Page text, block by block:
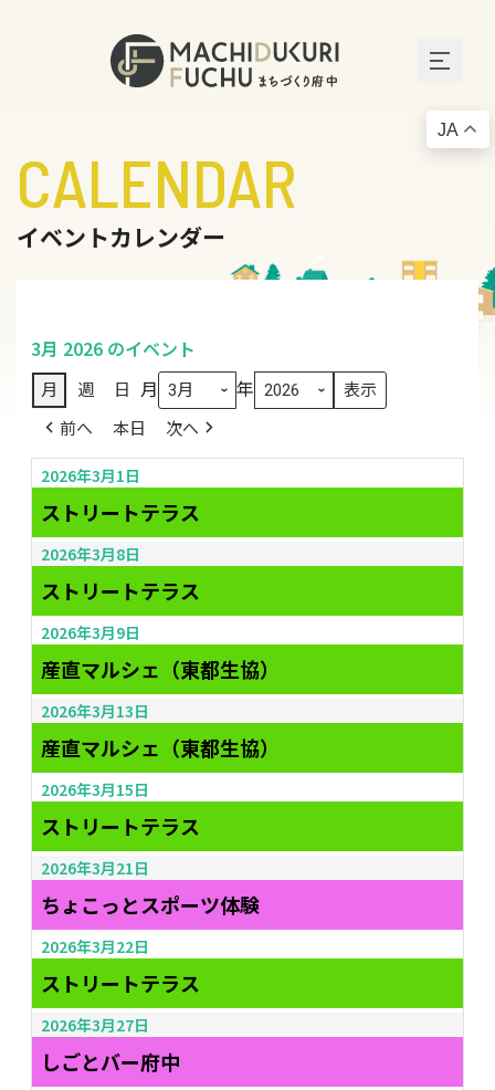
CALENDAR
イベントカレンダー
3月 2026 のイベント
月 週 日 月 年
前へ 本日 次へ
2026年3月1日
ストリートテラス
2026年3月8日
ストリートテラス
2026年3月9日
産直マルシェ（東都生協）
2026年3月13日
産直マルシェ（東都生協）
2026年3月15日
ストリートテラス
2026年3月21日
ちょこっとスポーツ体験
2026年3月22日
ストリートテラス
2026年3月27日
しごとバー府中
JA